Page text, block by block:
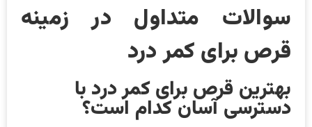
سوالات متداول در زمینه
قرص برای کمر درد
بهترین قرص برای کمر درد با
دسترسی آسان کدام است؟